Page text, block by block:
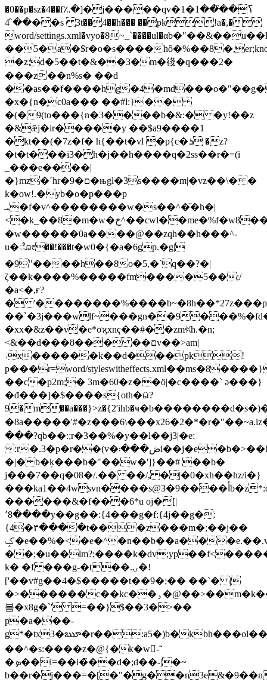
�0��p�sz�4��f؉�]�j�����qv�1�1ߖ��⃛��
��`̔4��s 3t��4��h��� ��pk!a�,�
word/
��5�a�$r�o�s����
�z;d�5��t�&��3�m�㣤�q���2�
���z��n%s� ��d
��as��f����hg
�x�{n�֪c0a��� ��#l:}��
�(�9(to���{n�3����b�&:� �y!��z
�&ǣj�ir�����y ��$a9����1
�kt��(�7z�f� h{��t�vl �p{c�ܪ �z?
�t�t���i3�h�j��h����q�2ss��r�=(i
_���e����|
�}mz�ˊhr�ם�9�њgl�3s����m|�vz��\� �
k�ow!.�yb�o�p���p
ܝ�f�v^��������w�s��^�̆�h�|
<�k_��8�m�w�خ^��cwl��me�%f�w8��
�w������0a����@��zqh��h���^-
u�ೋ��!���t�w0�{�a�6gp.�g|
�9"����h��8o�5,�`q��?�|
ζ��k����%�����fm����5��;/
�a<�,ғ?
� '�
��`�3j���wlf~���gn��9
�xx�&z��v�e*σϗxnҁ��#��zmꐢh.�n;
<&��d���ȣ��� ��םv��>am|
˔x������k��d���pk!
p���r=word/
��c�p2m;� 3m�60�z��ö|�c����` ǝ���}
�đ���]�$����s{oth�ӹ?
9�m
���?qb��:;r�3��%�y��l��j3|�e:
:r�.3�p�r��(v�ڞ���܃i��j�e�b�>��hzt���7�egw�������d-.���
�|� b�ķ���b�"��w�']}��# ��b�
j���7��q�08�/.�� ��/, �|�0�xh��hz/i�}
���ka1��4wsvn����s@3�9����ﺃb�z*:ơ5�zc�t���j�b�w�d��%�3��2q�{ mud��]��'�m��7�
������&�f���6*u oj�[|
՚8����y��g��:{4���g�f:{4j��g�:
{4�٣����t���z���m�;��j��
ݤ'�e��%�<�e�^�n��b��a���e.��.v���n����)�""��uw
�
k� �f ���g-�t��.ۍ�!
['��v#g��4�$�����t��9�;�� ��`� |
�>������c��kс��ۅ�@��>��m�k����^��{�c.v
븜�x8g�`' =��}$��3�>��
p�a���-
g*�tx3�ౠ�r��:a5�)b�
��^�s:����z�@{�k�w-̃
�ܤ��i=��i�̃��d�;d��-|�~